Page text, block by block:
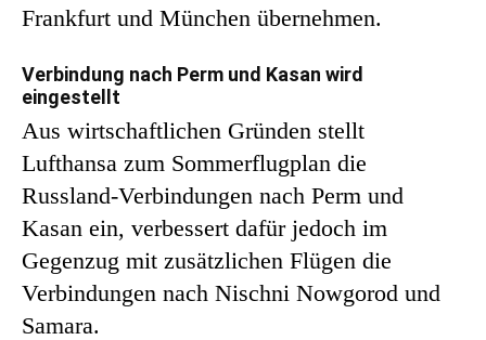
Frankfurt und München übernehmen.
Verbindung nach Perm und Kasan wird
eingestellt
Aus wirtschaftlichen Gründen stellt
Lufthansa zum Sommerflugplan die
Russland-Verbindungen nach Perm und
Kasan ein, verbessert dafür jedoch im
Gegenzug mit zusätzlichen Flügen die
Verbindungen nach Nischni Nowgorod und
Samara.